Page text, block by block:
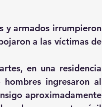
y armados irrumpieron
a las víctimas de
en una residencia
ingresaron al
aproximadamente